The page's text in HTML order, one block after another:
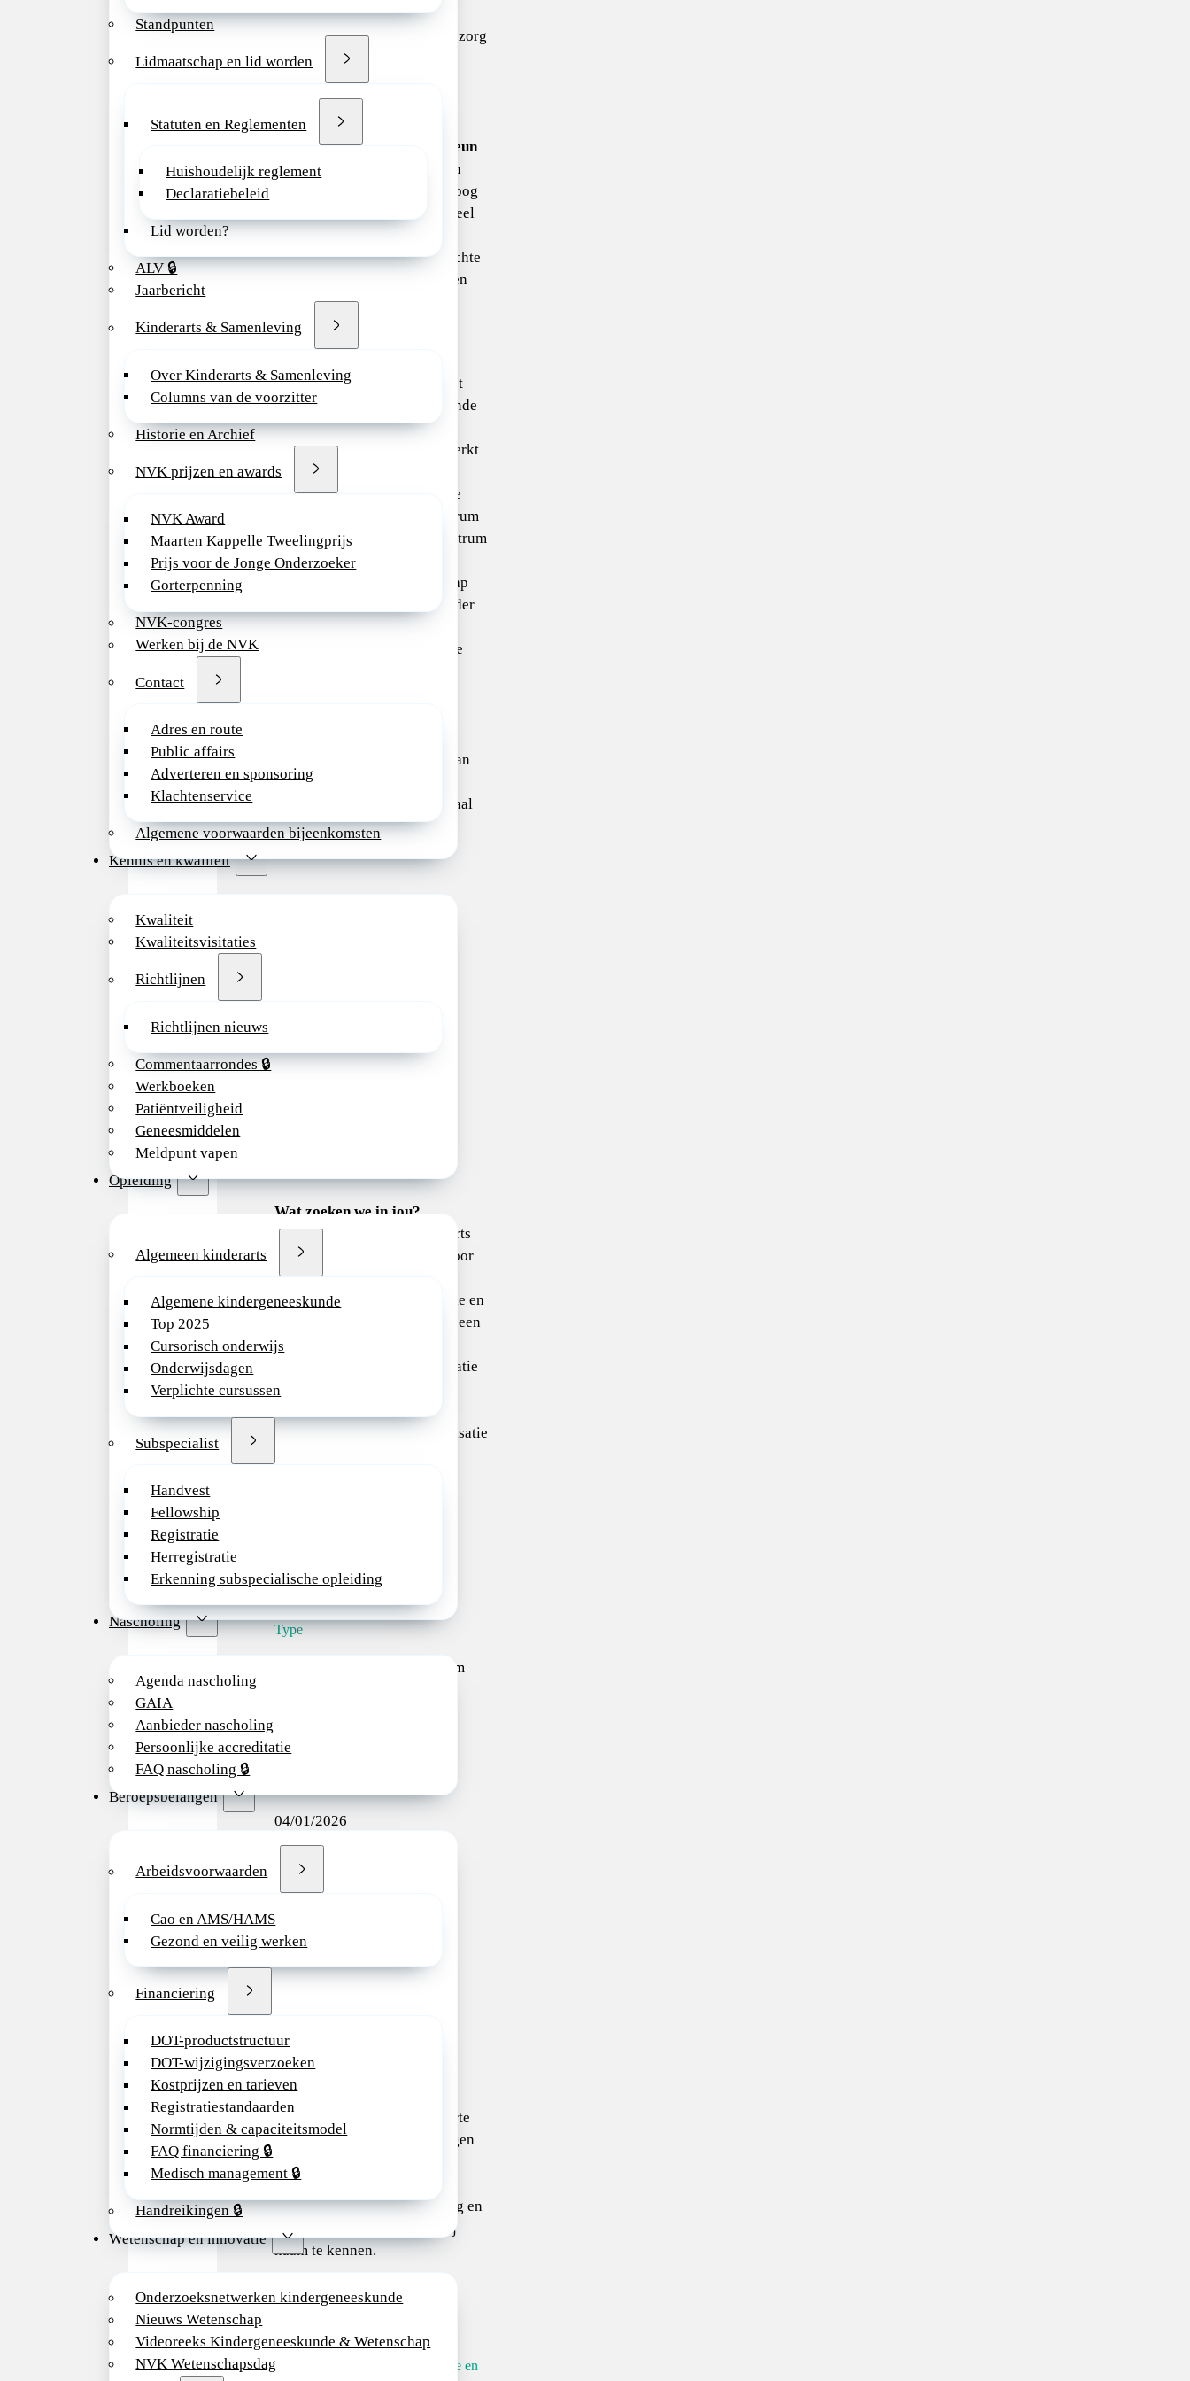
Standpunten
Lidmaatschap en lid worden
Statuten en Reglementen
Huishoudelijk reglement
Declaratiebeleid
Lid worden?
ALV 🔒
Jaarbericht
Kinderarts & Samenleving
Over Kinderarts & Samenleving
Columns van de voorzitter
Historie en Archief
NVK prijzen en awards
NVK Award
Maarten Kappelle Tweelingprijs
Prijs voor de Jonge Onderzoeker
Gorterpenning
NVK-congres
Werken bij de NVK
Contact
Adres en route
Public affairs
Adverteren en sponsoring
Klachtenservice
Algemene voorwaarden bijeenkomsten
Kennis en kwaliteit
Kwaliteit
Kwaliteitsvisitaties
Richtlijnen
Richtlijnen nieuws
Commentaarrondes 🔒
Werkboeken
Patiëntveiligheid
Geneesmiddelen
Meldpunt vapen
Opleiding
Algemeen kinderarts
Algemene kindergeneeskunde
Top 2025
Cursorisch onderwijs
Onderwijsdagen
Verplichte cursussen
Subspecialist
Handvest
Fellowship
Registratie
Herregistratie
Erkenning subspecialische opleiding
Nascholing
Agenda nascholing
GAIA
Aanbieder nascholing
Persoonlijke accreditatie
FAQ nascholing 🔒
Beroepsbelangen
Arbeidsvoorwaarden
Cao en AMS/HAMS
Gezond en veilig werken
Financiering
DOT-productstructuur
DOT-wijzigingsverzoeken
Kostprijzen en tarieven
Registratiestandaarden
Normtijden & capaciteitsmodel
FAQ financiering 🔒
Medisch management 🔒
Handreikingen 🔒
Wetenschap en innovatie
Onderzoeksnetwerken kindergeneeskunde
Nieuws Wetenschap
Videoreeks Kindergeneeskunde & Wetenschap
NVK Wetenschapsdag
zeggenschap over je werk en
directe invloed op hoe we de zorg
organiseren.
We zijn een ondernemende,
innovatieve en collegiale
vakgroep waarin
flexibiliteit en onderlinge steun
vanzelfsprekend zijn. We zijn
ambitieus, maar hebben ook oog
voor balans. Je wordt onderdeel
voorop wil lopen in kindgerichte
zorg, waarbij we samenwerken
met huisartsen, jeugdzorg en
andere partners in de regio.
algemeen ziekenhuis waar het
specialisme Kindergeneeskunde
in de volle breedte wordt
uitgevoerd en wordt gekenmerkt
door een gevarieerde
patiëntenpopulatie, levendige
SEH, een groot geboortecentrum
– met nieuw Vrouw-Kind centrum
in ontwikkeling – en
allergiecentrum. De maatschap
van 10 kinderartsen (waaronder
ondersteund door een Chef de
huisarts in opleiding. Twee van
de kinderartsen participeren
daarnaast via Diabetes Centraal
in de zorg voor kinderen met
Utrecht
Wat zoeken we in jou?
–Een geregistreerde kinderarts
met passie voor het vak én voor
het kind.
–Een teamspeler met lef, visie en
relativeringsvermogen (lees: een
gezonde dosis humor).
Een nieuwe maat die innovatie
en verandering niet schuwt
Aandachtsgebied/subspecialisatie
Diakonessenhuis Utrecht
Type
Universitair Medisch Centrum
01/04/2026
04/01/2026
Onbepaalde tijd
FTE
0,8-1
Wat bieden wij jou?
– Een collegiaal team waarin
jouw mening telt.
– Een werkomgeving met korte
lijnen en veel ruimte voor eigen
initiatief.
– Een ziekenhuis dat groot
genoeg is voor complexe zorg en
klein genoeg om iedereen bij
naam te kennen.
Reden vacature
Contactgegevens meer informatie en